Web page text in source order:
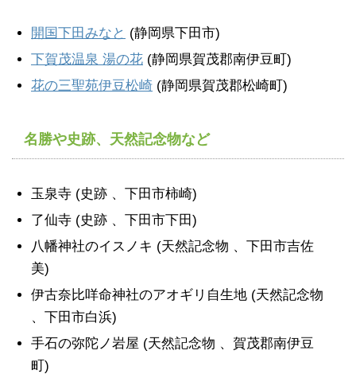
開国下田みなと (静岡県下田市)
下賀茂温泉 湯の花 (静岡県賀茂郡南伊豆町)
花の三聖苑伊豆松崎 (静岡県賀茂郡松崎町)
名勝や史跡、天然記念物など
玉泉寺 (史跡 、下田市柿崎)
了仙寺 (史跡 、下田市下田)
八幡神社のイスノキ (天然記念物 、下田市吉佐
美)
伊古奈比咩命神社のアオギリ自生地 (天然記念物
、下田市白浜)
手石の弥陀ノ岩屋 (天然記念物 、賀茂郡南伊豆
町)